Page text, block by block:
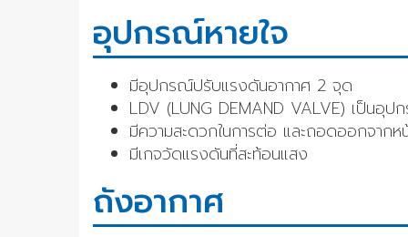
อุปกรณ์หายใจ
มีอุปกรณ์ปรับแรงดันอากาศ 2 จุด
LDV (LUNG DEMAND VALVE) เป็นอุป
มีความสะดวกในการต่อ และถอดออกจากห
มีเกจวัดแรงดันที่สะท้อนแสง
ถังอากาศ